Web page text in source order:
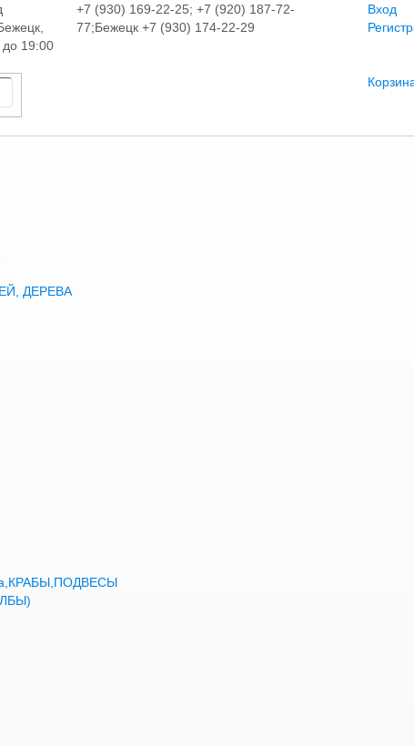
19:00
+7 (930) 169-22-25; +7 (920) 187-72-
77;Бежецк +7 (930) 174-22-29
Вход
ДЕРЕВА